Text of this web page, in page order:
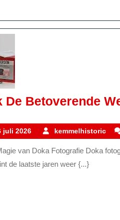
De Betoverende
juli 2026
16
juli
2026
kemmelhistoric
de laatste jaren weer {...}